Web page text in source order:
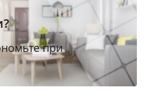
при